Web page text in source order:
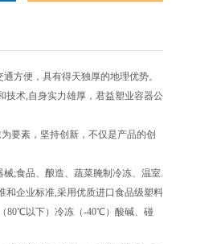
方便，具有得天独厚的地理优势。
技术,自身实力雄厚，君益塑业容器公
要素，坚持创新，不仅是产品的创
;食品、酿造、蔬菜腌制冷冻、温室.
和企业标准,采用优质进口食品级塑料
80℃以下）冷冻（-40℃）酸碱、碰